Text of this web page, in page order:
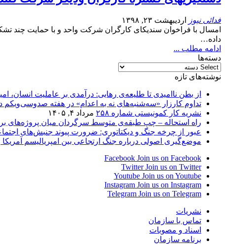
فدائی نیوز
اردیبهشت ۲۳, ۱۳۹۸
امسال با فراخوان سندیکای کارگران شرکت واحد و با حمایت چند
داده…
ادامه مطلب ...
دسته‌ها
نوشته‌های تازه
از بطن ناامیدی تا طلیعه‌ی رهایی: درآمدی بر عاملیت انسان،
تداوم کارزار «سه‌شنبه‌های نه به اعدام» در هفته صدوسی‌و‌یکم در ۵۹
نشریه کار کمونیستی شماره ۲۵۸
مرداد ۴, ۱۴۰۵
راه استحاله – چپ طبقه‌ی متوسط سرگردان میان پروژه‌های
عبور از چرخه جنگ و دیکتاتوری: ضرورت پیوند جنبش‌های
موضع‌گیری اصولی درباره جنگ ارتجاعی بین امپریالیسم
Facebook Join us on Facebook
Twitter Join us on Twitter
Youtube Join us on Youtube
Instagram Join us on Instagram
Telegram Join us on Telegram
نشریات
تماس با سازمان
اسناد و مصوبات
برنامه سازمان